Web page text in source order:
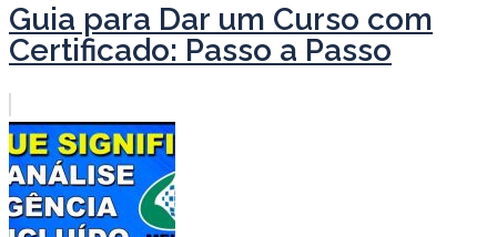
Guia para Dar um Curso com
Certificado: Passo a Passo